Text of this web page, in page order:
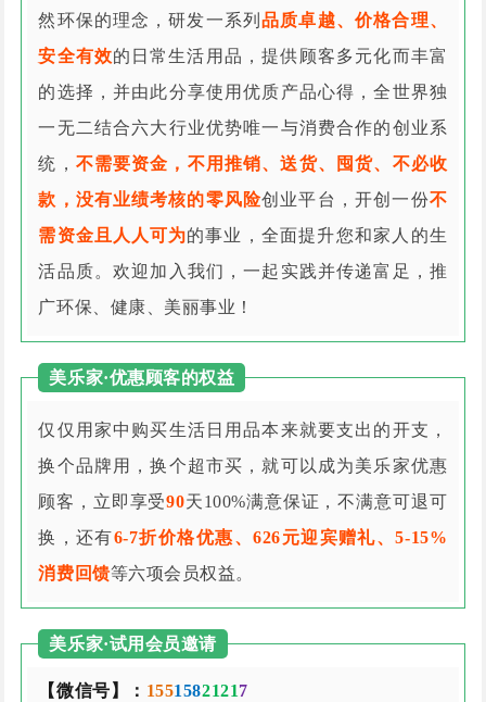
然环保的理念，研发一系列 品质卓越、价格合理、
安全有效的日常生活用品，提供顾客多元化而丰富
的选择，并由此分享使用优质产品心得，全世界独
一无二结合六大行业优势唯一与消费合作的创业系
统， 不需要资金，不用推销、送货、囤货、不必收
款，没有业绩考核的零风险创业平台，开创一份不
需资金且人人可为的事业，全面提升您和家人的生
活品质。欢迎加入我们，一起实践并传递富足，推
广环保、健康、美丽事业！
美乐家·优惠顾客的权益
仅仅用家中购买生活日用品本来就要支出的开支，
换个品牌用，换个超市买，就可以成为美乐家优惠
顾客，立即享受90天100%满意保证，不满意可退可
换，还有6-7折价格优惠、626元迎宾赠礼、5-15%
消费回馈等六项会员权益。
美乐家·试用会员邀请
【微信号】： 15515821217